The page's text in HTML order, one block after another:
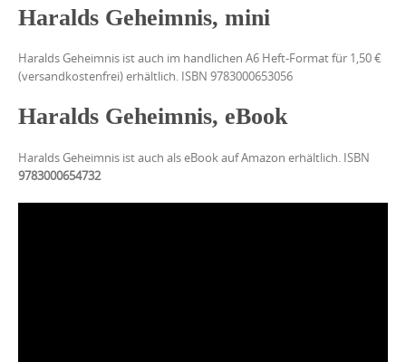
Haralds Geheimnis, mini
Haralds Geheimnis ist auch im handlichen A6 Heft-Format für 1,50 €
(versandkostenfrei) erhältlich. ISBN 9783000653056
Haralds Geheimnis, eBook
Haralds Geheimnis ist auch als eBook auf Amazon erhältlich. ISBN
9783000654732